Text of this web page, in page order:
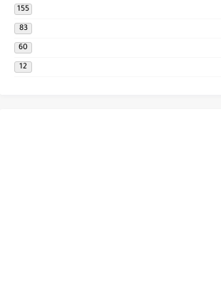
155
83
60
12